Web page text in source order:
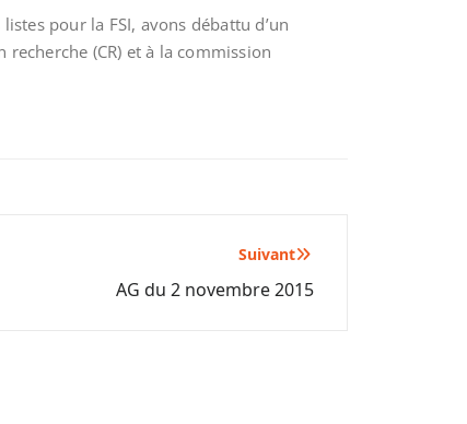
pour la FSI, avons débattu d’un
(CR) et à la commission
Suivant
AG du 2 novembre 2015